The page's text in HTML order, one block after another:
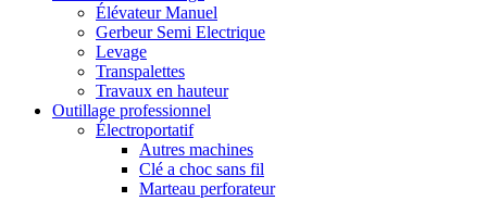
Élévateur Manuel
Gerbeur Semi Electrique
Levage
Transpalettes
Travaux en hauteur
Outillage professionnel
Électroportatif
Autres machines
Clé a choc sans fil
Marteau perforateur